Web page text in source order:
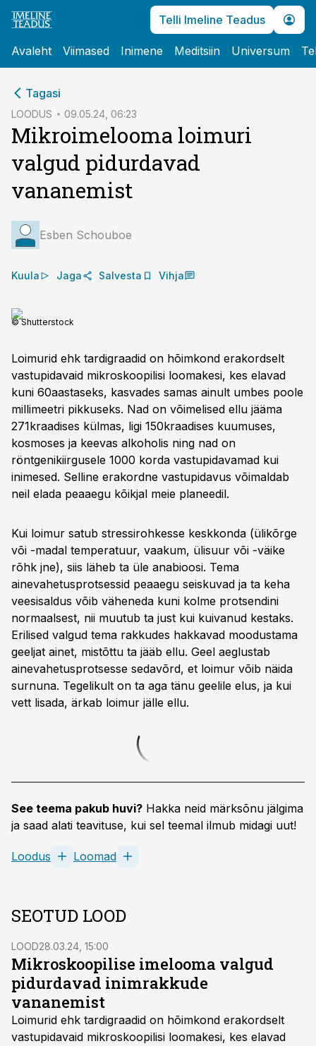
Telli Imeline Teadus
Avaleht Viimased Inimene Meditsiin Universum
Tagasi
LOODUS 09.05.24, 06:23
Mikroimelooma loimuri
valgud pidurdavad
vananemist
Esben Schouboe
Kuula Jaga Salvesta Vihja
© Shutterstock
Loimurid ehk tardigraadid on hõimkond erakordselt
vastupidavaid mikroskoopilisi loomakesi, kes elavad
kuni 60aastaseks, kasvades samas ainult umbes poole
millimeetri pikkuseks. Nad on võimelised ellu jääma
271kraadises külmas, ligi 150kraadises kuumuses,
kosmoses ja keevas alkoholis ning nad on
röntgenikiirgusele 1000 korda vastu­pidavamad kui
inimesed. Selline erakordne vastu­pidavus võimaldab
neil elada peaaegu kõikjal meie planeedil.
Kui loimur satub stressirohkesse kesk­konda (ülikõrge
või -madal temperatuur, vaakum, ülisuur või -väike
rõhk jne), siis läheb ta üle anabioosi. Tema
ainevahetus­protsessid peaaegu seiskuvad ja ta keha
veesisaldus võib väheneda kuni kolme protsendini
normaalsest, nii muutub ta just kui kuivanud kestaks.
Erilised valgud tema rakkudes hakkavad moodustama
geeljat ainet, mistõttu ta jääb ellu. Geel aeglustab
ainevahetusprotsesse sedavõrd, et loimur võib näida
surnuna. Tegelikult on ta aga tänu geelile elus, ja kui
vett lisada, ärkab loimur jälle ellu.
See teema pakub huvi? Hakka neid märksõnu jälgima
ja saad alati teavituse, kui sel teemal ilmub midagi uut!
Loodus Loomad
SEOTUD LOOD
LOOD28.03.24, 15:00
Mikroskoopilise imelooma valgud
pidurdavad inimrakkude
vananemist
Loimurid ehk tardigraadid on hõimkond erakordselt
vastupidavaid mikroskoopilisi loomakesi, kes elavad